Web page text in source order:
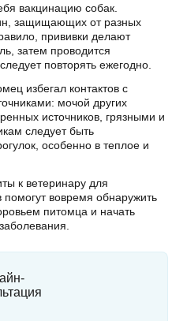
вакцинацию собак
защищающих от разных
прививки делают
затем проводится
повторять ежегодно.
избегал контактов с
мочой других
источников, грязными и
следует быть
особенно в теплое и
к ветеринару для
вовремя обнаружить
питомца и начать